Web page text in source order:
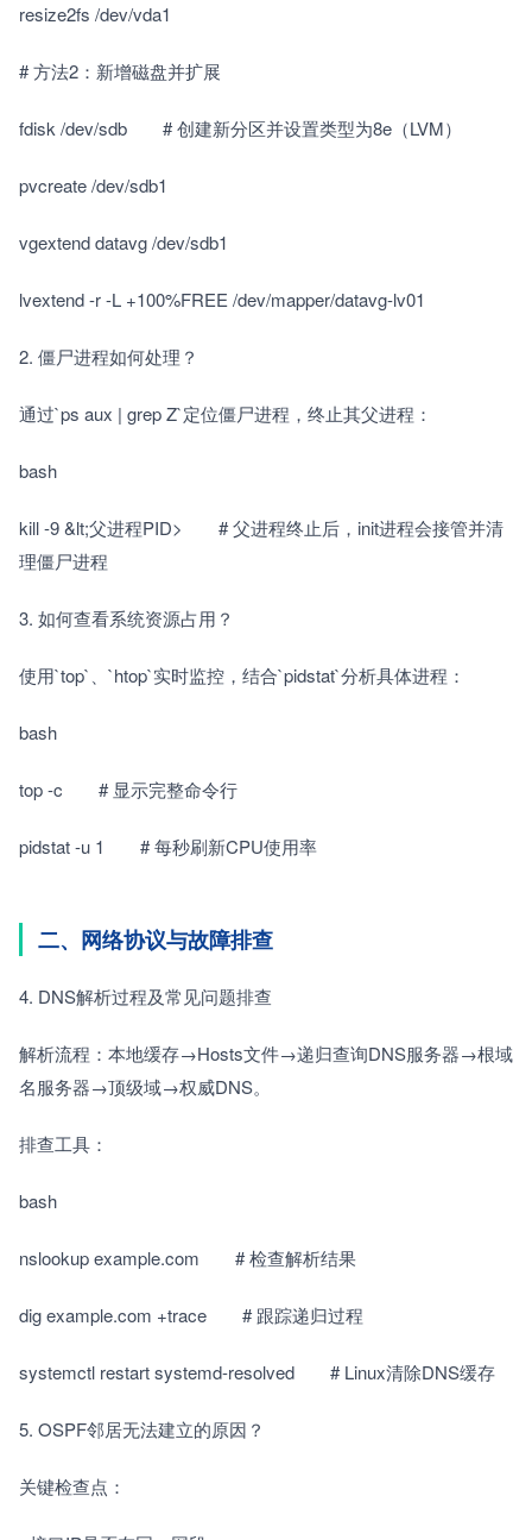
resize2fs /dev/vda1
# 方法2：新增磁盘并扩展
fdisk /dev/sdb　　# 创建新分区并设置类型为8e（LVM）
pvcreate /dev/sdb1
vgextend datavg /dev/sdb1
lvextend -r -L +100%FREE /dev/mapper/datavg-lv01
2. 僵尸进程如何处理？
通过`ps aux | grep Z`定位僵尸进程，终止其父进程：
bash
kill -9 &lt;父进程PID>　　# 父进程终止后，init进程会接管并清
理僵尸进程
3. 如何查看系统资源占用？
使用`top`、`htop`实时监控，结合`pidstat`分析具体进程：
bash
top -c　　# 显示完整命令行
pidstat -u 1　　# 每秒刷新CPU使用率
二、网络协议与故障排查
4. DNS解析过程及常见问题排查
解析流程：本地缓存→Hosts文件→递归查询DNS服务器→根域
名服务器→顶级域→权威DNS。
排查工具：
bash
nslookup example.com　　# 检查解析结果
dig example.com +trace　　# 跟踪递归过程
systemctl restart systemd-resolved　　# Linux清除DNS缓存
5. OSPF邻居无法建立的原因？
关键检查点：